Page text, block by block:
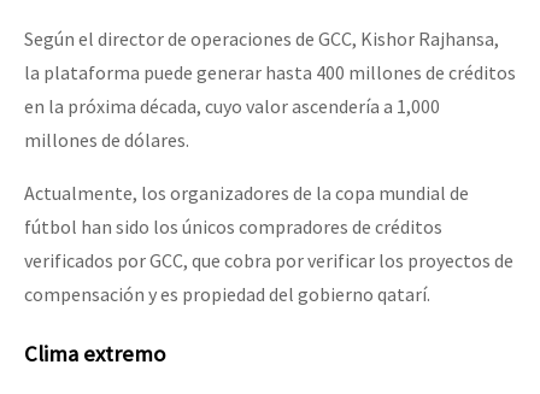
Según el director de operaciones de GCC, Kishor Rajhansa,
la plataforma puede generar hasta 400 millones de créditos
en la próxima década, cuyo valor ascendería a 1,000
millones de dólares.
Actualmente, los organizadores de la copa mundial de
fútbol han sido los únicos compradores de créditos
verificados por GCC, que cobra por verificar los proyectos de
compensación y es propiedad del gobierno qatarí.
Clima extremo